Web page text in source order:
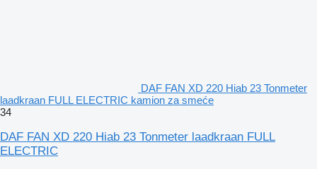
DAF FAN XD 220 Hiab 23 Tonmeter
laadkraan FULL ELECTRIC kamion za smeće
34
DAF FAN XD 220 Hiab 23 Tonmeter laadkraan FULL
ELECTRIC